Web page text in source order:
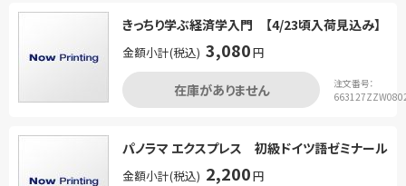
きっちり学ぶ経済学入門 【4/23頃入荷見込み】
金額小計(税込) 3,080円
在庫がありません
注文番号：
パノラマ エクスプレス 初級ドイツ語ゼミナール
金額小計(税込) 2,200円